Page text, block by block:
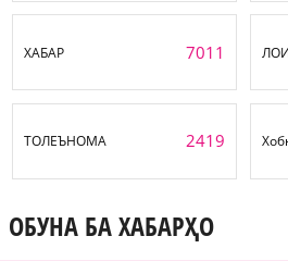
ХАБАР 7011
ТОЛЕЪНОМА 2419
ОБУНА БА ХАБАРҲО